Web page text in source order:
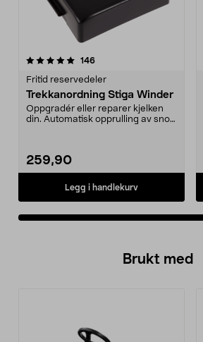
146anmeldelser
Fritid reservedeler
Trekkanordning Stiga Winder
Oppgradér eller reparer kjelken
din. Automatisk opprulling av snor
259,90
Legg i handlekurv
0.0 av 5 stjerner
Brukt med